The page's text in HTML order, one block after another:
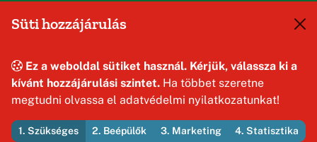
8192 Hajmáskér, Kossuth Lajos u. 31.
© 2026 Hajmáskér Község Önkormányzata — Minden jog
Süti hozzájárulás
Ez a weboldal sütiket használ. Kérjük, válassza ki a
kívánt hozzájárulási szintet. Ha többet szeretne
megtudni olvassa el adatvédelmi nyilatkozatunkat!
1. Szükséges 2. Beépülők 3. Marketing 4. Statisztika